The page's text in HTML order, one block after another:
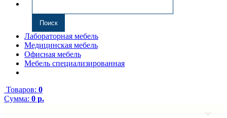
Лабораторная мебель
Медицинская мебель
Офисная мебель
Мебель специализированная
Товаров: 0
Сумма: 0 р.